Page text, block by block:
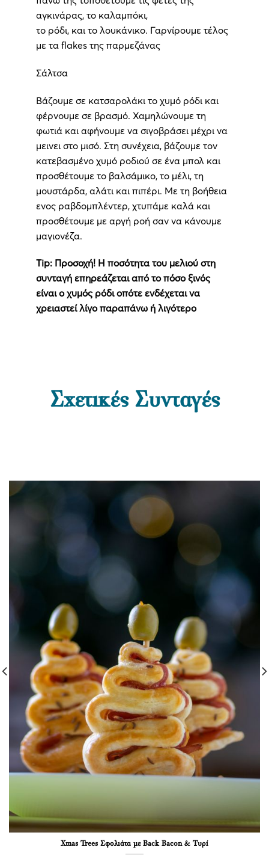
αγκινάρας, το καλαμπόκι,
το ρόδι, και το λουκάνικο. Γαρνίρουμε τέλος
με τα flakes της παρμεζάνας
Σάλτσα
Βάζουμε σε κατσαρολάκι το χυμό ρόδι και
φέρνουμε σε βρασμό. Χαμηλώνουμε τη
φωτιά και αφήνουμε να σιγοβράσει μέχρι να
μεινει στο μισό. Στη συνέχεια, βάζουμε τον
κατεβασμένο χυμό ροδιού σε ένα μπολ και
προσθέτουμε το βαλσάμικο, το μέλι, τη
μουστάρδα, αλάτι και πιπέρι. Με τη βοήθεια
ενος ραβδομπλέντερ, χτυπάμε καλά και
προσθέτουμε με αργή ροή σαν να κάνουμε
μαγιονέζα.
Tip: Προσοχή! Η ποσότητα του μελιού στη
συνταγή επηρεάζεται από το πόσο ξινός
είναι ο χυμός ρόδι οπότε ενδέχεται να
χρειαστεί λίγο παραπάνω ή λιγότερο
Σχετικές Συνταγές
Xmas Trees Σφολιάτα με Back Bacon & Τυρί